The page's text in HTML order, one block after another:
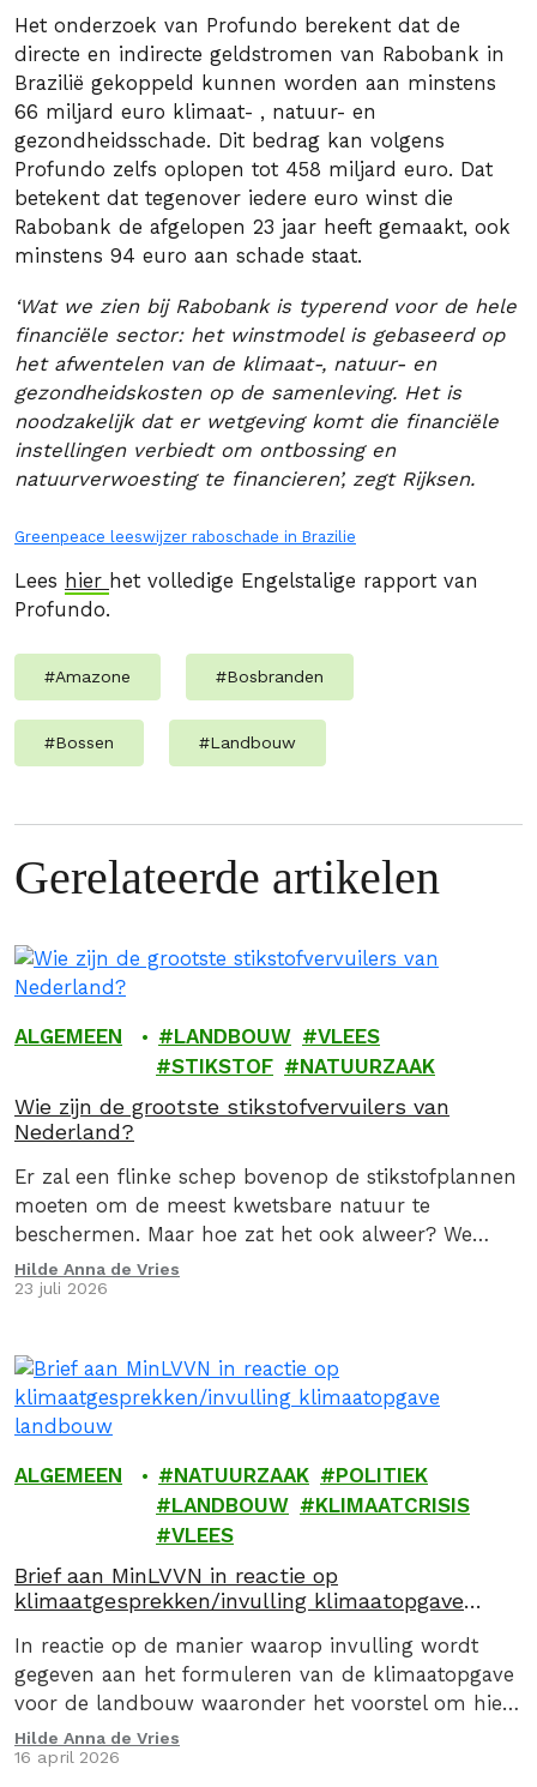
Het onderzoek van Profundo berekent dat de
directe en indirecte geldstromen van Rabobank in
Brazilië gekoppeld kunnen worden aan minstens
66 miljard euro klimaat- , natuur- en
gezondheidsschade. Dit bedrag kan volgens
Profundo zelfs oplopen tot 458 miljard euro. Dat
betekent dat tegenover iedere euro winst die
Rabobank de afgelopen 23 jaar heeft gemaakt, ook
minstens 94 euro aan schade staat.
‘Wat we zien bij Rabobank is typerend voor de hele
financiële sector: het winstmodel is gebaseerd op
het afwentelen van de klimaat-, natuur- en
gezondheidskosten op de samenleving. Het is
noodzakelijk dat er wetgeving komt die financiële
instellingen verbiedt om ontbossing en
natuurverwoesting te financieren’, zegt Rijksen.
Greenpeace leeswijzer raboschade in Brazilie
Lees hier het volledige Engelstalige rapport van
Profundo.
#Amazone #Bosbranden
#Bossen #Landbouw
Gerelateerde artikelen
ALGEMEEN LANDBOUW
VLEES
STIKSTOF
NATUURZAAK
Wie zijn de grootste stikstofvervuilers van
Nederland?
Er zal een flinke schep bovenop de stikstofplannen
moeten om de meest kwetsbare natuur te
beschermen. Maar hoe zat het ook alweer? We
geven je graag een stoomcursus
stikstofproblematiek.
Hilde Anna de Vries
23 juli 2026
ALGEMEEN NATUURZAAK
POLITIEK
LANDBOUW
KLIMAATCRISIS
VLEES
Brief aan MinLVVN in reactie op
klimaatgesprekken/invulling klimaatopgave
In reactie op de manier waarop invulling wordt
gegeven aan het formuleren van de klimaatopgave
voor de landbouw waaronder het voorstel om hier
via een convenant invulling aan te geven, stuurden
we op 16 april 2026, samen met de Caring Farmers
Hilde Anna de Vries
16 april 2026